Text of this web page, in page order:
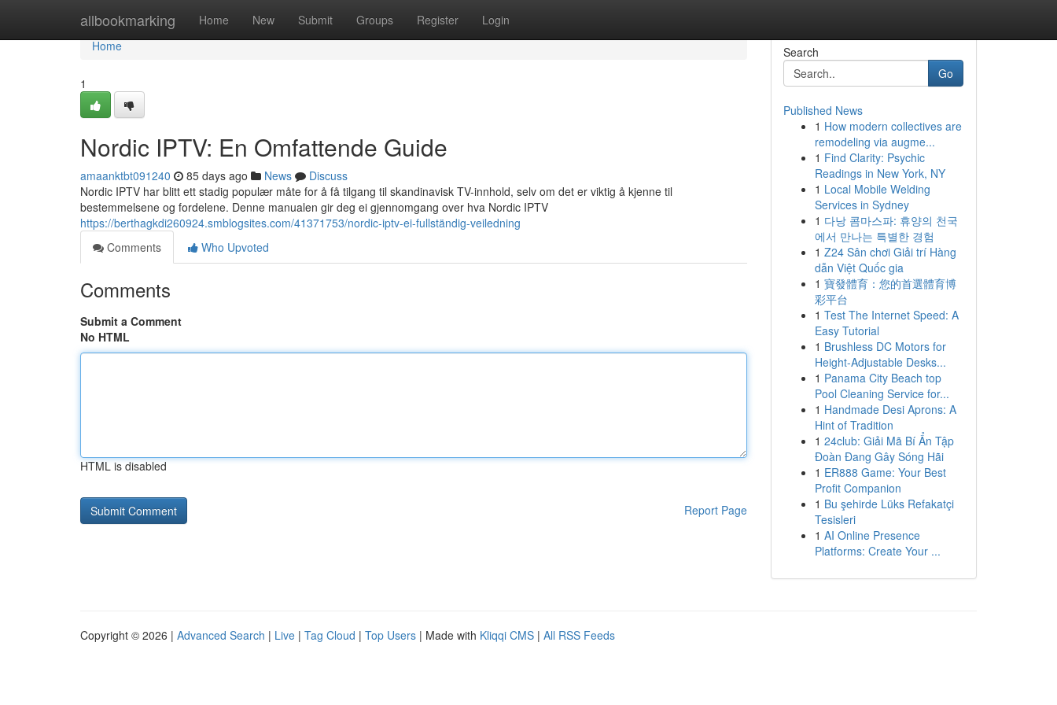
allbookmarking Home New Submit Groups Register Login
Home
Home
1
Nordic IPTV: En Omfattende Guide
amaanktbt091240 85 days ago News
Discuss
Nordic IPTV har blitt ett stadig populær måte for å få tilgang til skandinavisk TV-innhold, selv om det er viktig å kjenne til
bestemmelsene og fordelene. Denne manualen gir deg ei gjennomgang over hva Nordic IPTV
https://berthagkdi260924.smblogsites.com/41371753/nordic-iptv-ei-fullständig-veiledning
Comments
Who Upvoted
Comments
Submit a Comment
No HTML
HTML is disabled
Report Page
Search
Go
Published News
1 How modern collectives are
remodeling via augme...
1 Find Clarity: Psychic
Readings in New York, NY
1 Local Mobile Welding
Services in Sydney
1 다낭 콤마스파: 휴양의 천국
에서 만나는 특별한 경험
1 Z24 Sân chơi Giải trí Hàng
dẫn Việt Quốc gia
1 寶發體育：您的首選體育博
彩平台
1 Test The Internet Speed: A
Easy Tutorial
1 Brushless DC Motors for
Height-Adjustable Desks...
1 Panama City Beach top
Pool Cleaning Service for...
1 Handmade Desi Aprons: A
Hint of Tradition
1 24club: Giải Mã Bí Ẩn Tập
Đoàn Đang Gây Sóng Hãi
1 ER888 Game: Your Best
Profit Companion
1 Bu şehirde Lüks Refakatçi
Tesisleri
1 AI Online Presence
Platforms: Create Your ...
Copyright © 2026 | Advanced Search | Live | Tag Cloud | Top Users | Made with Kliqqi CMS | All RSS Feeds